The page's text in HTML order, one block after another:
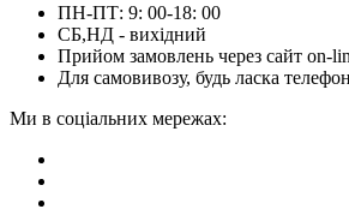
ПН-ПТ: 9: 00-18: 00
СБ,НД - вихідний
Прийом замовлень через сайт on-
Для самовивозу, будь ласка
Ми в соціальних мережах: